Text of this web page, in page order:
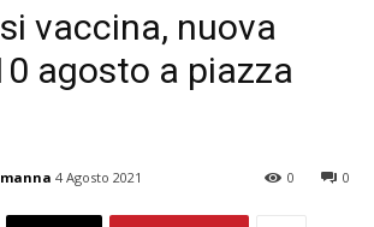
vaccina, nuova
agosto a piazza
4 Agosto 2021 0
0